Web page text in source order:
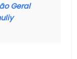
Geral